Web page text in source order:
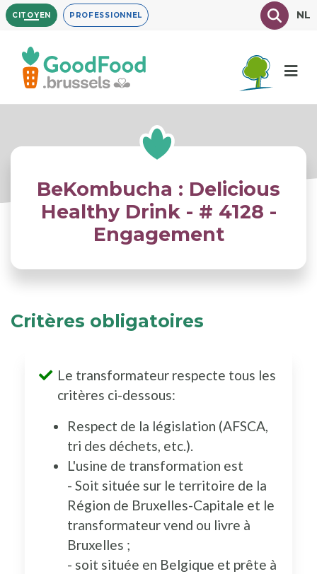
Aller
au
contenu
principal
CITOYEN PROFESSIONNEL TexteNL
BeKombucha : Delicious
Healthy Drink - # 4128 -
Engagement
Critères obligatoires
Le transformateur respecte tous les
critères ci-dessous:
Respect de la législation (AFSCA,
tri des déchets, etc.).
L'usine de transformation est
- Soit située sur le territoire de la
Région de Bruxelles-Capitale et le
transformateur vend ou livre à
Bruxelles ;
- soit située en Belgique et prête à